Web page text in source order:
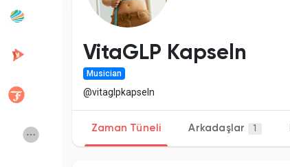
Popular Posts Discover Posts
Developers
Creator Award Equity & Investors
VitaGLP Kapseln
Musician
@vitaglpkapseln
Zaman Tüneli Arkadaşlar 1